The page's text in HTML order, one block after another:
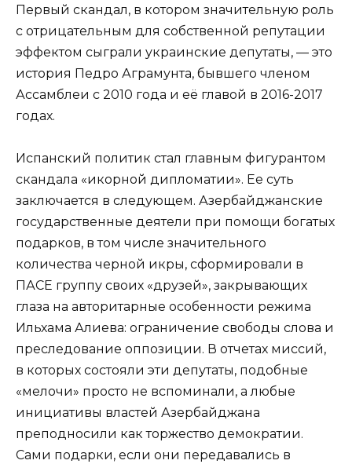
Первый скандал, в котором значительную роль
с отрицательным для собственной репутации
эффектом сыграли украинские депутаты, — это
история Педро Аграмунта, бывшего членом
Ассамблеи с 2010 года и её главой в 2016-2017
годах.
Испанский политик стал главным фигурантом
скандала «икорной дипломатии». Ее суть
заключается в следующем. Азербайджанские
государственные деятели при помощи богатых
подарков, в том числе значительного
количества черной икры, сформировали в
ПАСЕ группу своих «друзей», закрывающих
глаза на авторитарные особенности режима
Ильхама Алиева: ограничение свободы слова и
преследование оппозиции. В отчетах миссий,
в которых состояли эти депутаты, подобные
«мелочи» просто не вспоминали, а любые
инициативы властей Азербайджана
преподносили как торжество демократии.
Сами подарки, если они передавались в